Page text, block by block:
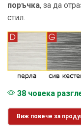
поръчка, за да
стил.
38 човека
Виж повече за